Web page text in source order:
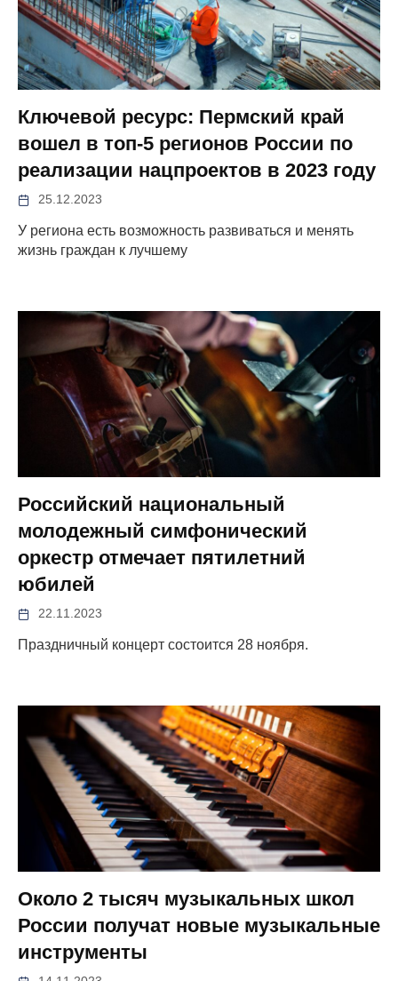
Ключевой ресурс: Пермский край
вошел в топ-5 регионов России по
реализации нацпроектов в 2023 году
25.12.2023
У региона есть возможность развиваться и менять
жизнь граждан к лучшему
Российский национальный
молодежный симфонический
оркестр отмечает пятилетний
юбилей
22.11.2023
Праздничный концерт состоится 28 ноября.
Около 2 тысяч музыкальных школ
России получат новые музыкальные
инструменты